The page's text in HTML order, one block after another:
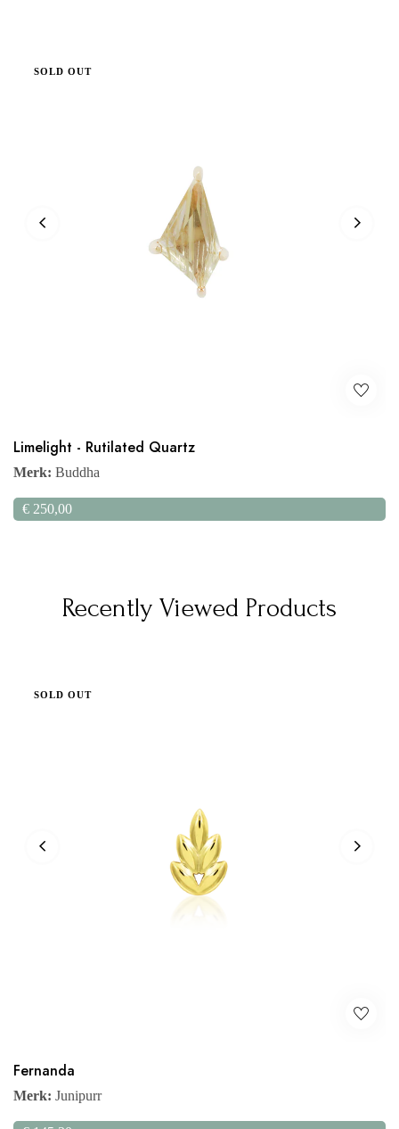
SOLD OUT
Limelight - Rutilated Quartz
Merk: Buddha
€ 250,00
Recently Viewed Products
SOLD OUT
Fernanda
Merk: Junipurr